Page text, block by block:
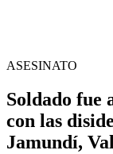
ASESINATO
Soldado fue
con las
Jamundí,